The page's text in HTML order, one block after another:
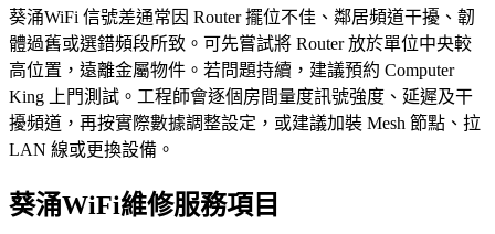
葵涌WiFi 信號差通常因 Router 擺位不佳、鄰居頻道干擾、韌
體過舊或選錯頻段所致。可先嘗試將 Router 放於單位中央較
高位置，遠離金屬物件。若問題持續，建議預約 Computer
King 上門測試。工程師會逐個房間量度訊號強度、延遲及干
擾頻道，再按實際數據調整設定，或建議加裝 Mesh 節點、拉
LAN 線或更換設備。
葵涌WiFi維修服務項目